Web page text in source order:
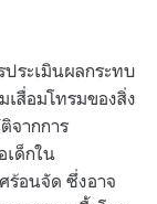
ระเมินผลกระทบ
สื่อมโทรมของสิ่ง
จากการ
ด็กใน
ร้อนจัด ซึ่งอาจ